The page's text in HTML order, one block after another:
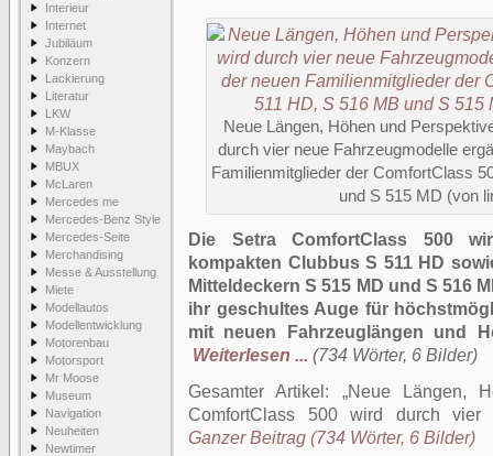
Interieur
Internet
Jubiläum
Konzern
Lackierung
Literatur
LKW
M-Klasse
Maybach
MBUX
McLaren
Mercedes me
Mercedes-Benz Style
Mercedes-Seite
Merchandising
Messe & Ausstellung
Miete
Modellautos
Modellentwicklung
Motorenbau
Motorsport
Mr Moose
Museum
Navigation
Neuheiten
Newtimer
Neue Längen, Höhen und
durch vier neue Fahrzeugmodelle
Familienmitglieder der ComfortClass
und S 515 MD (von
Die Setra ComfortClass 500
kompakten Clubbus S 511 HD
Mitteldeckern S 515 MD und S 516
ihr geschultes Auge für
mit neuen Fahrzeuglängen und
Weiterlesen ... (734 Wörter, 6 Bilder)
Gesamter Artikel:
Neue Längen,
ComfortClass 500 wird durch vier
Ganzer Beitrag (734 Wörter, 6 Bilder)